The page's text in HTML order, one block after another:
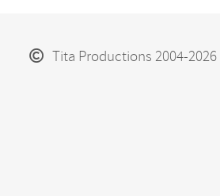
Tita Productions 2004-2026